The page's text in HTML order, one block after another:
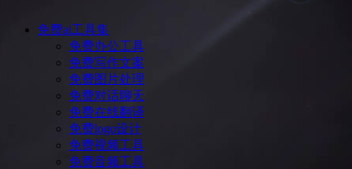
免费ai工具集
免费办公工具
免费写作文案
免费图片处理
免费对话聊天
免费在线翻译
免费logo设计
免费视频工具
免费音频工具